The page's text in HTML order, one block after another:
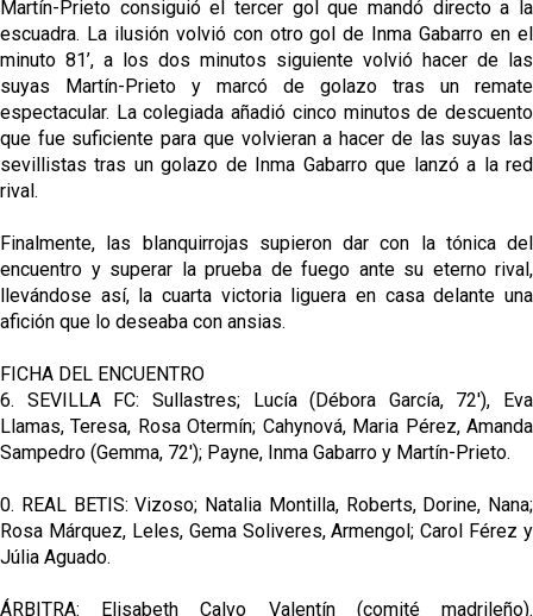
Martín-Prieto consiguió el tercer gol que mandó directo a la
escuadra. La ilusión volvió con otro gol de Inma Gabarro en el
minuto 81’, a los dos minutos siguiente volvió hacer de las
suyas Martín-Prieto y marcó de golazo tras un remate
espectacular. La colegiada añadió cinco minutos de descuento
que fue suficiente para que volvieran a hacer de las suyas las
sevillistas tras un golazo de Inma Gabarro que lanzó a la red
rival.
Finalmente, las blanquirrojas supieron dar con la tónica del
encuentro y superar la prueba de fuego ante su eterno rival,
llevándose así, la cuarta victoria liguera en casa delante una
afición que lo deseaba con ansias.
FICHA DEL ENCUENTRO
6. SEVILLA FC: Sullastres; Lucía (Débora García, 72'), Eva
Llamas, Teresa, Rosa Otermín; Cahynová, Maria Pérez, Amanda
Sampedro (Gemma, 72'); Payne, Inma Gabarro y Martín-Prieto.
0. REAL BETIS: Vizoso; Natalia Montilla, Roberts, Dorine, Nana;
Rosa Márquez, Leles, Gema Soliveres, Armengol; Carol Férez y
Júlia Aguado.
ÁRBITRA: Elisabeth Calvo Valentín (comité madrileño).